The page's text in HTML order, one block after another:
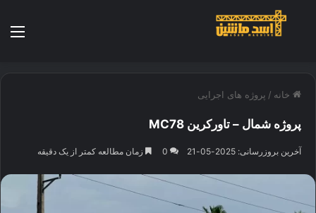
خانه / پروژه های اجرایی
پروژه شمال – تاورکرین MC78
آخرین بروزرسانی: 2025-05-21 0 زمان مطالعه کمتر از یک دقیقه